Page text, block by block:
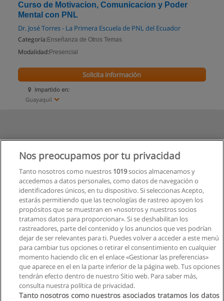
Curso de Motivacion, Comunicacion y Poder
Mental con PNL
Dr. José Torres - La Primera Escuela de PNL del Ecuador
Categoría: Enseñanza de Otros Temas
Modalidad: Presencial
Impartido en:
Guayaquil
Solicita información
Nos preocupamos por tu privacidad
Tanto nosotros como nuestros 1019socios almacenamos y
accedemos a datos personales, como datos de navegación o
identificadores únicos, en tu dispositivo. Si seleccionas Acepto,
estarás permitiendo que las tecnologías de rastreo apoyen los
propósitos que se muestran en «nosotros y nuestros socios
tratamos datos para proporcionar». Si se deshabilitan los
rastreadores, parte del contenido y los anuncios que ves podrían
dejar de ser relevantes para ti. Puedes volver a acceder a este menú
para cambiar tus opciones o retirar el consentimiento en cualquier
momento haciendo clic en el enlace «Gestionar las preferencias»
que aparece en el en la parte inferior de la página web. Tus opciones
tendrán efecto dentro de nuestro Sitio web. Para saber más,
consulta nuestra política de privacidad.
Tanto nosotros como nuestros asociados tratamos los datos